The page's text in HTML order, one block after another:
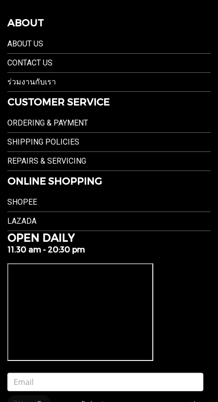
ABOUT
ABOUT US
CONTACT US
ร่วมงานกับเรา
CUSTOMER SERVICE
ORDERING & PAYMENT
SHIPPING POLICIES
REPAIRS & SERVICING
ONLINE SHOPPING
SHOPEE
LAZADA
OPEN DAILY
11.30 am - 20:30 pm